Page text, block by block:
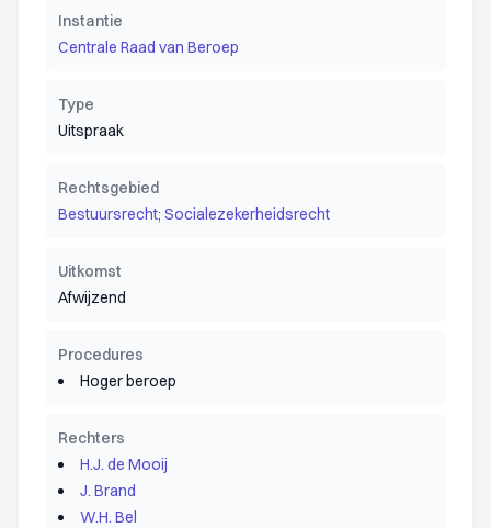
Instantie
Centrale Raad van Beroep
Type
Uitspraak
Rechtsgebied
Bestuursrecht; Socialezekerheidsrecht
Uitkomst
Afwijzend
Procedures
Hoger beroep
Rechters
H.J. de Mooij
J. Brand
W.H. Bel